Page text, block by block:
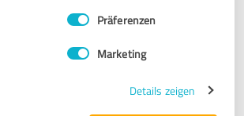
Präferenzen
Marketing
Details zeigen
Unternehmensberatung